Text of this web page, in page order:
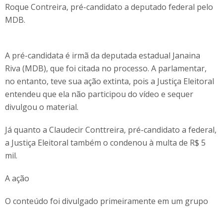
Roque Contreira, pré-candidato a deputado federal pelo
MDB.
A pré-candidata é irmã da deputada estadual Janaina
Riva (MDB), que foi citada no processo. A parlamentar,
no entanto, teve sua ação extinta, pois a Justiça Eleitoral
entendeu que ela não participou do vídeo e sequer
divulgou o material.
Já quanto a Claudecir Conttreira, pré-candidato a federal,
a Justiça Eleitoral também o condenou à multa de R$ 5
mil.
A ação
O conteúdo foi divulgado primeiramente em um grupo